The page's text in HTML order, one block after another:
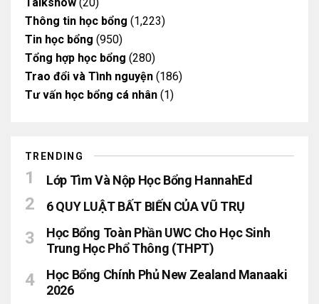
Thông tin học bổng (1,223)
Tin học bổng (950)
Tổng hợp học bổng (280)
Trao đổi và Tình nguyện (186)
Tư vấn học bổng cá nhân (1)
TRENDING
Lớp Tìm Và Nộp Học Bổng HannahEd
6 QUY LUẬT BẤT BIẾN CỦA VŨ TRỤ
Học Bổng Toàn Phần UWC Cho Học Sinh
Trung Học Phổ Thông (THPT)
Học Bổng Chính Phủ New Zealand Manaaki
2026